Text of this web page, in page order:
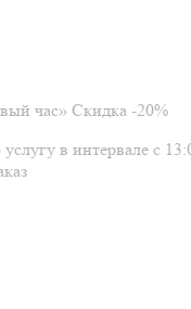
час» Скидка -20%
в интервале с